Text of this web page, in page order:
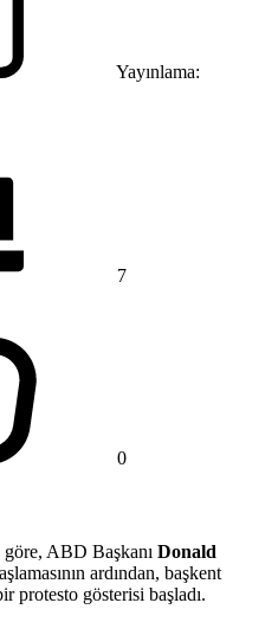
Yayınlama:
7
0
ABD Başkanı Donald
ardından, başkent
protesto gösterisi başladı.